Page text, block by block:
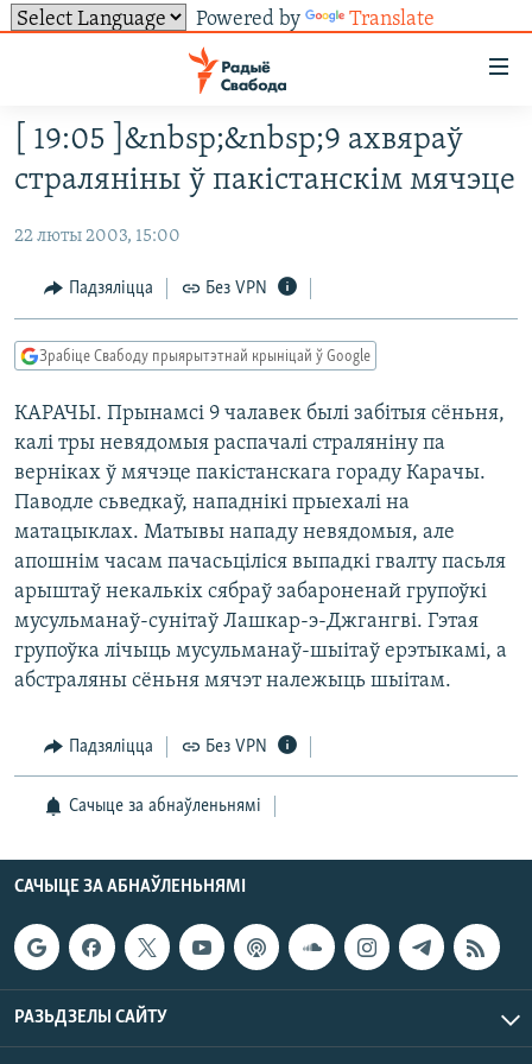
Powered by Translate
ўнівэрсальнага
доступу
да
галоўнага
Перайсьці
да
галоўнай
навігацыі
Перайсьці
да
пошуку
НАВІНЫ
УСЕ НАВІНЫ
ВІДЭА І ФОТА
ЛЮДЗІ
ЭКАНОМІКА
ВАЙНА
БЕЛАРУСЫ НА ВАЙНЕ
ПАЛІТВЯЗЬНІ
КУЛЬТУРА
КАЛЯНДАР
ТОЛЬКІ НА СВАБОДЗЕ
ТЭСТЫ
БЛОГІ
ПАДКАСТЫ
КНІГІ
АЎДЫЁКНІГІ
PREMIUM
МОВА
НА ХВАЛЯХ СВАБОДЫ
СУВЯЗЬ
АБЫСЬЦІ БЛЯКАВАНЬНЕ
ПАДПІСАЦЦА
ПАДКАСТЫ
FACEBOOK
TWITTER
САЧЫЦЕ ЗА АБНАЎЛЕНЬНЯМІ
Усе сайты РС/РСЭ
[ 19:05 ]&nbsp;&nbsp;9 ахвяраў
страляніны ў пакістанскім мячэце
22 люты 2003, 15:00
Падзяліцца Без VPN
Зрабіце Свабоду прыярытэтнай крыніцай ў Google
КАРАЧЫ. Прынамсi 9 чалавек былi забiтыя сёньня,
калi тры невядомыя распачалi стралянiну па
вернiках ў мячэце пакiстанскага гораду Карачы.
Паводле сьведкаў, нападнiкi прыехалi на
матацыклах. Матывы нападу невядомыя, але
апошнiм часам пачасьцiлiся выпадкi гвалту пасьля
арыштаў некалькiх сябраў забароненай групоўкi
мусульманаў-сунiтаў Лашкар-э-Джгангвi. Гэтая
групоўка лiчыць мусульманаў-шыiтаў ерэтыкамi, а
абстраляны сёньня мячэт належыць шыiтам.
Падзяліцца Без VPN
Сачыце за абнаўленьнямі
САЧЫЦЕ ЗА АБНАЎЛЕНЬНЯМІ
РАЗЬДЗЕЛЫ САЙТУ